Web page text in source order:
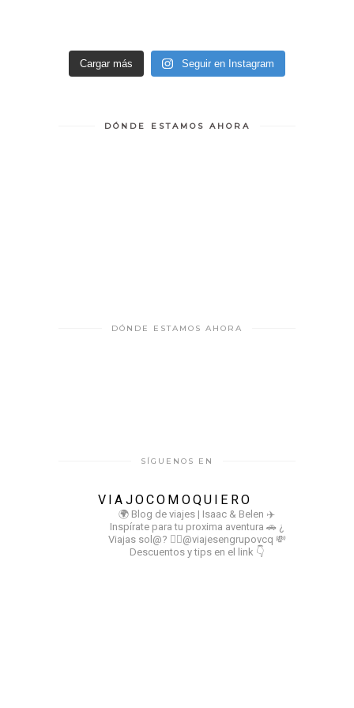
Cargar más Seguir en Instagram
DÓNDE ESTAMOS AHORA
DÓNDE ESTAMOS AHORA
SÍGUENOS EN
VIAJOCOMOQUIERO
🌍 Blog de viajes | Isaac & Belen ✈️
Inspírate para tu proxima aventura 🚗 ¿
Viajas sol@? 👉🏻@viajesengrupovcq 💸
Descuentos y tips en el link 👇